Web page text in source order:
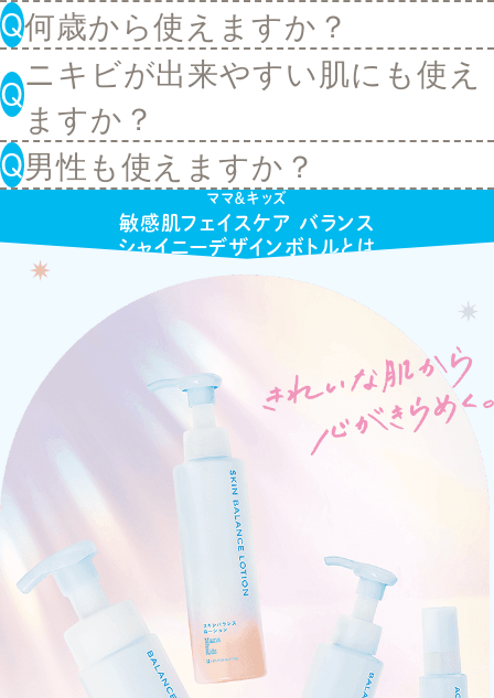
A.洗顔後に「スキンバランスロー
ション」→乳液→ポイントケアや
クリームなど、の順にお使いくだ
さい。
何歳から使えますか？
A.ベタつきやニキビが気になり始
めたとき（思春期の方など）から
お使いいただくのがおすすめで
ニキビが出来やすい肌にも使え
ますか？
A.「スキンバランスローション」
は、ノンコメドジェニック処方
でお作りしており、ニキビになり
にくい処方です。ニキビができや
すい混合敏感肌の方に特におすす
めです。ぜひ、「ママ＆キッズ
敏感肌フェイスケア バランス シ
ャイニーデザイン」のほかの製品
も合わせてお使いください。
すべての方にコメド(ニキビのも
と)が発生しないということでは
ありません。
男性も使えますか？
男性にもお使いいただけます。
皮脂とうるおいのバランスが乱れ
がちな思春期の方や、産前産後の
女性の敏感なお肌にもおすすめで
す。
ママ＆キッズ
敏感肌フェイスケア バランス
シャイニーデザインボトルとは